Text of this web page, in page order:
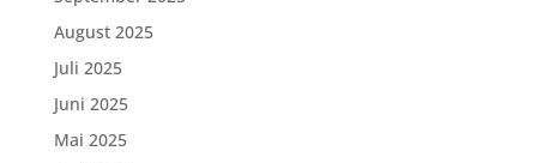
August 2025
Juli 2025
Juni 2025
Mai 2025